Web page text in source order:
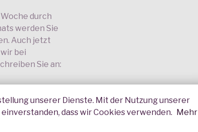
durch
werden Sie
Auch jetzt
bei
Sie an:
unserer Dienste. Mit der Nutzung unserer
dass wir Cookies verwenden. Mehr